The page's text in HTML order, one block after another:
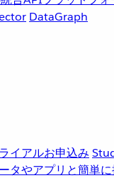
DataGraph
イアルお申込み
タやアプリと簡単